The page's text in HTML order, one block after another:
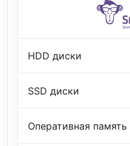
HDD диски
SSD диски
Оперативная память